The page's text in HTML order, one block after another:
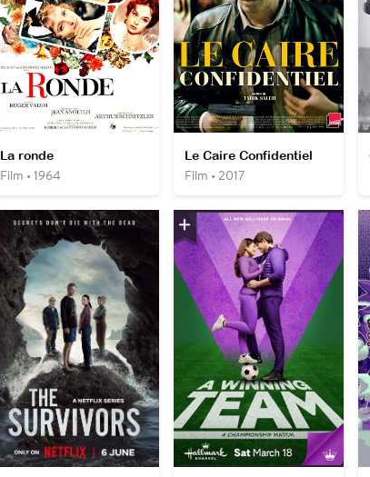
La ronde
Film • 1964
Le Caire Confidentiel
Film • 2017